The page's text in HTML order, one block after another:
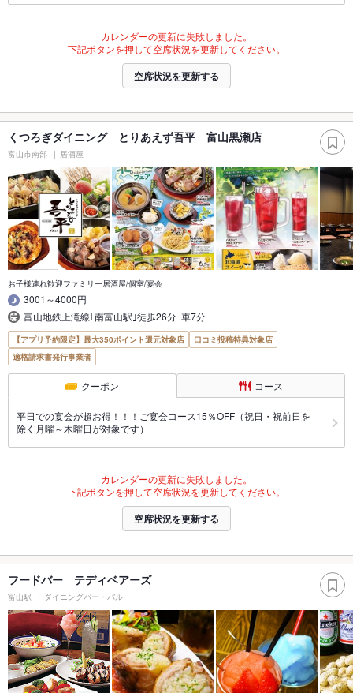
カレンダーの更新に失敗しました。
下記ボタンを押して空席状況を更新してください。
空席状況を更新する
くつろぎダイニング とりあえず吾平 富山黒瀬店
富山市南部 居酒屋
お子様連れ歓迎ファミリー居酒屋/個室/宴会
3001～4000円
富山地鉄上滝線｢南富山駅｣徒歩26分･車7分
【アプリ予約限定】最大350ポイント還元対象店
口コミ投稿特典対象店
適格請求書発行事業者
クーポン コース
平日での宴会が超お得！！！ご宴会コース15％OFF（祝日・祝前日を
除く月曜～木曜日が対象です）
カレンダーの更新に失敗しました。
下記ボタンを押して空席状況を更新してください。
空席状況を更新する
フードバー テディベアーズ
富山駅 ダイニングバー・バル